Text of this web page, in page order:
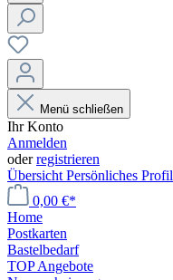
Menü schließen
Ihr Konto
Anmelden
oderregistrieren
Übersicht Persönliches Profil
0,00 €*
Home
Postkarten
Bastelbedarf
TOP Angebote